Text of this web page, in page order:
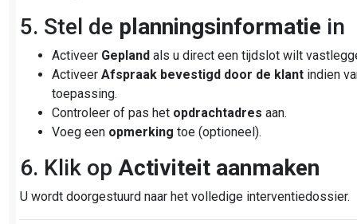
5. Stel de planningsinformatie in
Activeer Gepland als u direct een tijdslot wilt
ActiveerAfspraak bevestigd door de klant indien
toepassing.
Controleer of pas het opdrachtadres aan.
Voeg een opmerking toe (optioneel).
6. Klik opActiviteit aanmaken
U wordt doorgestuurd naar het volledige interventiedossier.